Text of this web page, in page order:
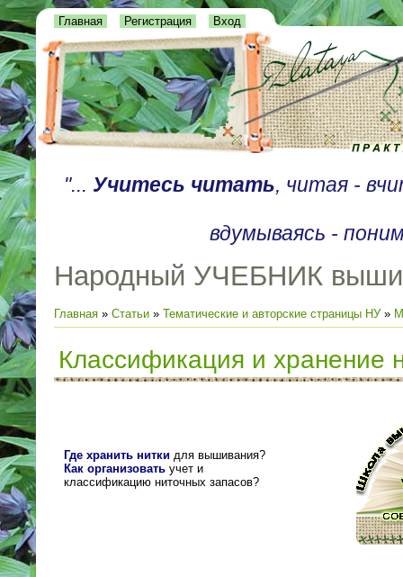
Главная Регистрация Вход
"... Учитесь читать, читая -
вдумываясь -
Народный УЧЕБНИК
Главная » Статьи » Тематические и авторские страницы НУ»
Классификация и хранение
Где хранить нитки для вышивания?
Как организовать учет и
классификацию ниточных запасов?